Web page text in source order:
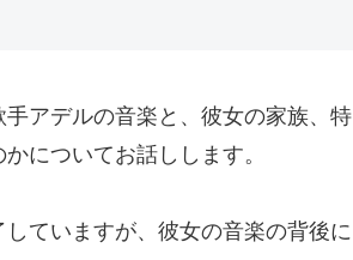
アデルの音楽と、彼女の家族、特
についてお話しします。
ていますが、彼女の音楽の背後に